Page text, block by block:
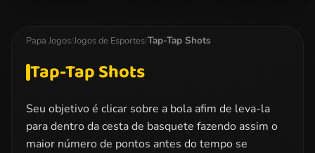
Papa Jogos/Jogos de Esportes/Tap-Tap Shots
Tap-Tap Shots
Seu objetivo é clicar sobre a bola afim de leva-la
para dentro da cesta de basquete fazendo assim o
maior número de pontos antes do tempo se